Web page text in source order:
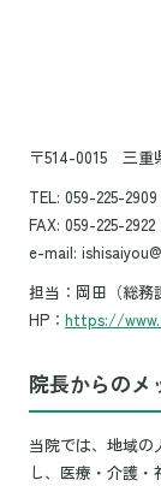
〒514-0015 三重
TEL: 059-225-2909
FAX: 059-225-2922
e-mail:
担当：岡田（総務
HP： https://
院長からのメ
当院では、地域の
し、医療・介護